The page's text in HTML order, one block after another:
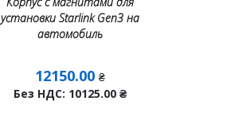
установки Starlink Gen3 на
автомобиль
12150.00 ₴
Без НДС: 10125.00 ₴